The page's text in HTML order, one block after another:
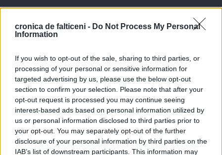
cronica de falticeni - Do Not Process My Personal
Information
If you wish to opt-out of the sale, sharing to third parties, or
processing of your personal or sensitive information for
targeted advertising by us, please use the below opt-out
section to confirm your selection. Please note that after your
opt-out request is processed you may continue seeing
interest-based ads based on personal information utilized by
us or personal information disclosed to third parties prior to
your opt-out. You may separately opt-out of the further
disclosure of your personal information by third parties on the
IAB’s list of downstream participants. This information may